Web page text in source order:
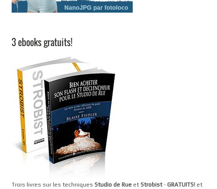
3 ebooks gratuits!
Trois livres sur les techniques Studio de Rue et Strobist- GRATUITS! et